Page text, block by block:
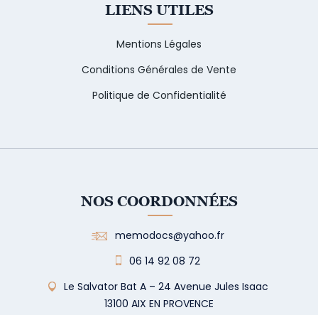
LIENS UTILES
Mentions Légales
Conditions Générales de Vente
Politique de Confidentialité
NOS COORDONNÉES
memodocs@yahoo.fr
06 14 92 08 72
Le Salvator Bat A – 24 Avenue Jules Isaac
13100 AIX EN PROVENCE